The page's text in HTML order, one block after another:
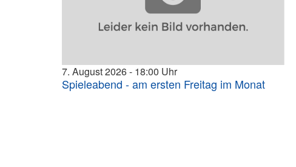
7. August 2026 18:00
Spieleabend - am ersten Freitag im Monat